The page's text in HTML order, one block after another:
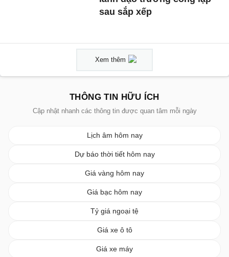
sau sắp xếp
Xem thêm
THÔNG TIN HỮU ÍCH
Cập nhật nhanh các thông tin được quan tâm mỗi ngày
Lịch âm hôm nay
Dự báo thời tiết hôm nay
Giá vàng hôm nay
Giá bạc hôm nay
Tỷ giá ngoại tệ
Giá xe ô tô
Giá xe máy